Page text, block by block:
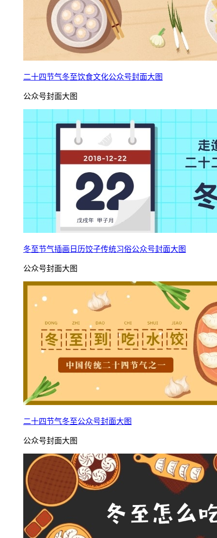
二十四节气冬至饮食文化公众号封面大图
公众号封面大图
冬至节气插画日历饺子传统习俗公众号封面大图
公众号封面大图
二十四节气冬至公众号封面大图
公众号封面大图